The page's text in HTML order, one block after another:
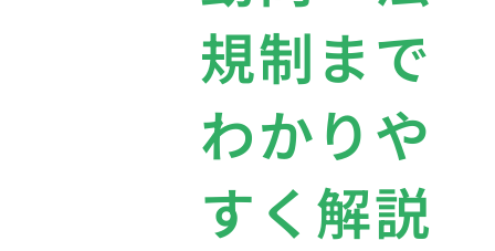
規制まで
わかりや
すく解説